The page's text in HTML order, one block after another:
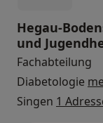
Hegau-
und
Fachabteilung
Diabetologie
Singen 1